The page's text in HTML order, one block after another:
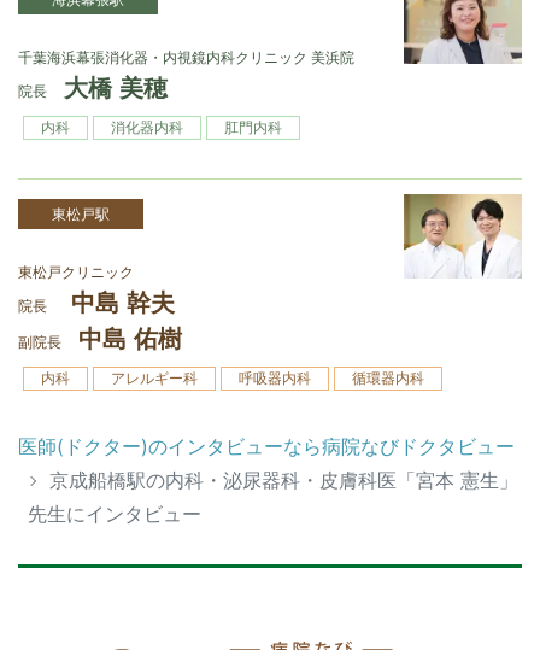
千葉海浜幕張消化器・内視鏡内科クリニック 美浜院
院長
大橋 美穂
内科 消化器内科 肛門内科
東松戸駅
東松戸クリニック
院長
中島 幹夫
副院長 中島 佑樹
内科 アレルギー科 呼吸器内科 循環器内科
医師(ドクター)のインタビューなら病院なびドクタビュー
京成船橋駅の内科・泌尿器科・皮膚科医「宮本 憲生」
先生にインタビュー